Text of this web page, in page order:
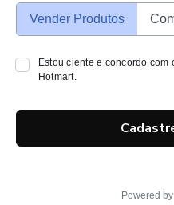
Vender Produtos
Estou ciente e concordo com
Hotmart.
Powered by